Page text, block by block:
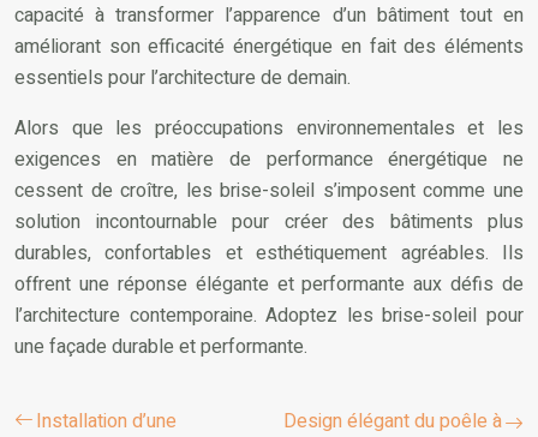
capacité à transformer l’apparence d’un bâtiment tout en
améliorant son efficacité énergétique en fait des éléments
essentiels pour l’architecture de demain.
Alors que les préoccupations environnementales et les
exigences en matière de performance énergétique ne
cessent de croître, les brise-soleil s’imposent comme une
solution incontournable pour créer des bâtiments plus
durables, confortables et esthétiquement agréables. Ils
offrent une réponse élégante et performante aux défis de
l’architecture contemporaine. Adoptez les brise-soleil pour
une façade durable et performante.
Installation d’une
Design élégant du poêle à